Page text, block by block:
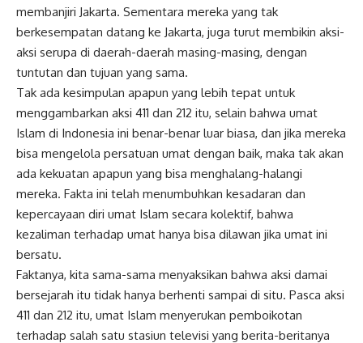
membanjiri Jakarta. Sementara mereka yang tak
berkesempatan datang ke Jakarta, juga turut membikin aksi-
aksi serupa di daerah-daerah masing-masing, dengan
tuntutan dan tujuan yang sama.
Tak ada kesimpulan apapun yang lebih tepat untuk
menggambarkan aksi 411 dan 212 itu, selain bahwa umat
Islam di Indonesia ini benar-benar luar biasa, dan jika mereka
bisa mengelola persatuan umat dengan baik, maka tak akan
ada kekuatan apapun yang bisa menghalang-halangi
mereka. Fakta ini telah menumbuhkan kesadaran dan
kepercayaan diri umat Islam secara kolektif, bahwa
kezaliman terhadap umat hanya bisa dilawan jika umat ini
bersatu.
Faktanya, kita sama-sama menyaksikan bahwa aksi damai
bersejarah itu tidak hanya berhenti sampai di situ. Pasca aksi
411 dan 212 itu, umat Islam menyerukan pemboikotan
terhadap salah satu stasiun televisi yang berita-beritanya